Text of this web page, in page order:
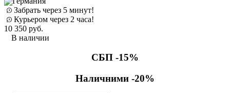
Забрать через 5 минут!
Курьером через 2 часа!
10 350 руб.
В наличии
СБП -15%
Наличними -20%